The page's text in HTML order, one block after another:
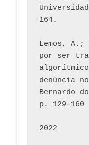
164.
Lemos,
por ser
denúncia
Bernardo
p. 129-
2022